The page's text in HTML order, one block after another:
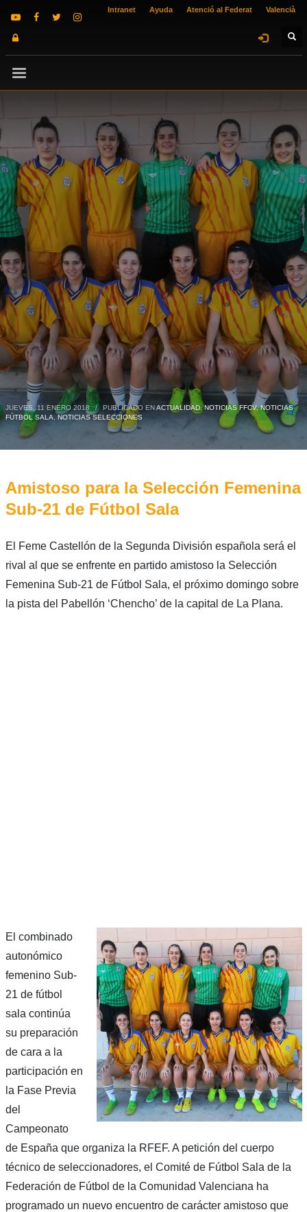
Intranet Ayuda Atenció al Federat Valencià
JUEVES, 11 ENERO 2018 / PUBLICADO ENACTUALIDAD,NOTICIAS FFCV,NOTICIAS
FÚTBOL SALA,NOTICIAS SELECCIONES
Amistoso para la Selección Femenina
Sub-21 de Fútbol Sala
El Feme Castellón de la Segunda División española será el
rival al que se enfrente en partido amistoso la Selección
Femenina Sub-21 de Fútbol Sala, el próximo domingo sobre
la pista del Pabellón ‘Chencho’ de la capital de La Plana.
El combinado
autonómico
femenino Sub-
21 de fútbol
sala continúa
su preparación
de cara a la
participación en
la Fase Previa
del
Campeonato
de España que organiza la RFEF. A petición del cuerpo
técnico de seleccionadores, el Comité de Fútbol Sala de la
Federación de Fútbol de la Comunidad Valenciana ha
programado un nuevo encuentro de carácter amistoso que